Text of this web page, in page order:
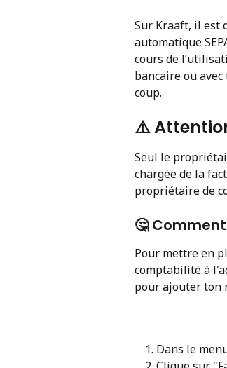
Sur Kraaft, il est
automatique
cours de
bancaire ou
coup.
⚠️
Seul le
chargée de la
propriétaire de
🤔
Pour mettre en
comptabilité à
pour ajouter ton
Dans le